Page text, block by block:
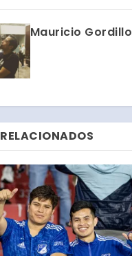
Mauricio Gordillo